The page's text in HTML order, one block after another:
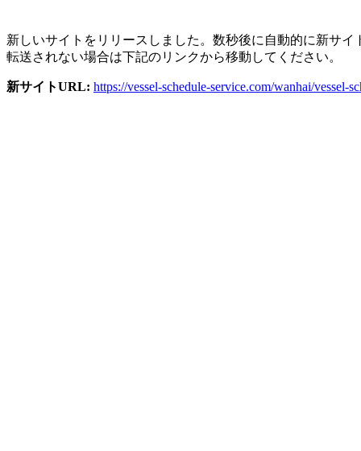
新しいサイトをリリースしました。数秒後に自動的に新サイ
転送されない場合は下記のリンクから移動してください。
新サイトURL: https://vessel-schedule-service.com/wanhai/vessel-